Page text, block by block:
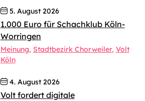
5. August 2026
1.000 Euro für Schachklub Köln-
Worringen
Meinung Stadtbezirk Chorweiler Volt
Köln
4. August 2026
Volt fordert digitale